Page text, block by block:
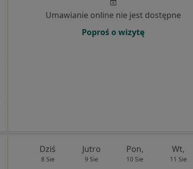
Umawianie online nie jest dostępne
Poproś o wizytę
Dziś
8 Sie
Jutro
9 Sie
Pon,
10 Sie
Wt,
11 Sie